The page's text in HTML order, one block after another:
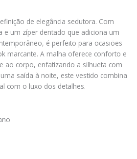
de elegância sedutora. Com
e um zíper dentado que adiciona um
é perfeito para ocasiões
marcante. A malha oferece conforto e
ao corpo, enfatizando a silhueta com
saída à noite, este vestido combina
com o luxo dos detalhes.